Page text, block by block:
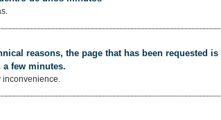
reasons, the page that has been requested
a few minutes.